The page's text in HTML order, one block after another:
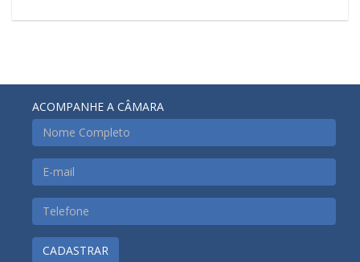
ACOMPANHE A CÂMARA
CADASTRAR